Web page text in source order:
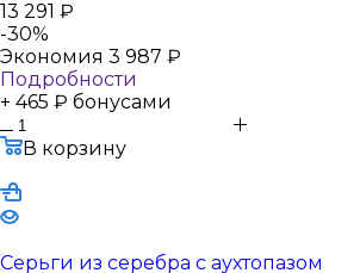
13 291 ₽
-30%
Экономия 3 987 ₽
Подробности
+ 465 ₽ бонусами
В корзину
Серьги из серебра с аухтопазом